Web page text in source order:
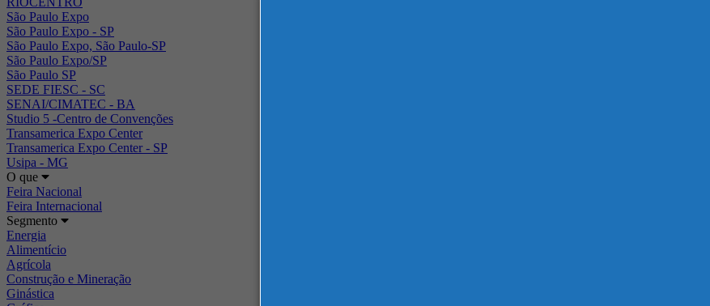
São Paulo Expo
São Paulo Expo - SP
São Paulo Expo, São Paulo-SP
São Paulo Expo/SP
São Paulo SP
SEDE FIESC - SC
SENAI/CIMATEC - BA
Studio 5 -Centro de Convenções
Transamerica Expo Center
Transamerica Expo Center - SP
Usipa - MG
O que
Feira Nacional
Feira Internacional
Segmento
Energia
Alimentício
Agrícola
Construção e Mineração
Ginástica